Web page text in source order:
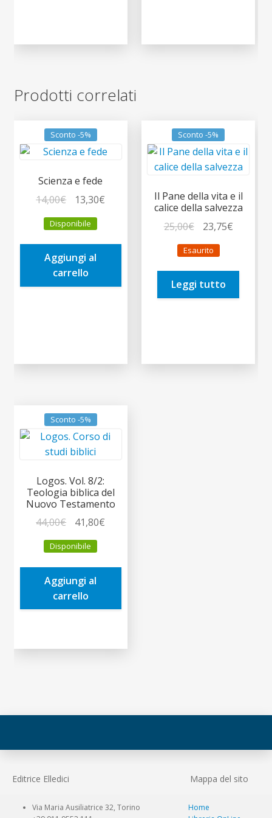
Prodotti correlati
Sconto -5%
Scienza e fede
14,00€
prezzo
originale
era:
14,00€.
13,30€
è:
Disponibile
Aggiungi al
carrello
Sconto -5%
Il Pane della vita e il
calice della salvezza
25,00€
prezzo
originale
era:
25,00€.
23,75€Il
è:
Esaurito
Leggi tutto
Sconto -5%
Logos. Vol. 8/2:
Teologia biblica del
Nuovo Testamento
44,00€
prezzo
originale
era:
44,00€.
41,80€
è:
Disponibile
Aggiungi al
carrello
Editrice Elledici Mappa del sito
Via Maria Ausiliatrice 32, Torino
Home